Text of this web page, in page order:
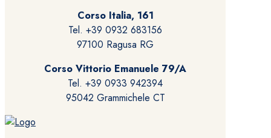
Corso Italia, 161
Tel. +39 0932 683156
97100 Ragusa RG
Corso Vittorio Emanuele 79/A
Tel. +39 0933 942394
95042 Grammichele CT